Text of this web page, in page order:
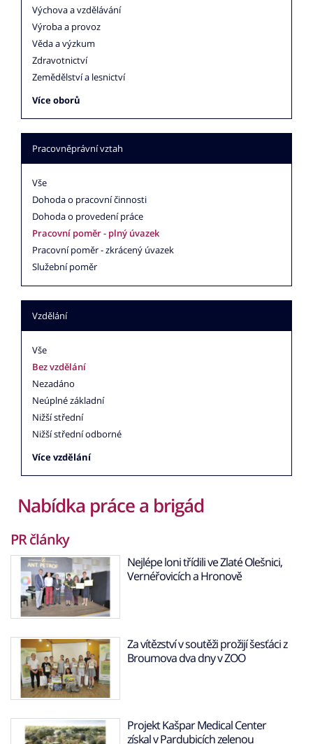
Výchova a vzdělávání
Výroba a provoz
Věda a výzkum
Zdravotnictví
Zemědělství a lesnictví
Více oborů
Pracovněprávní vztah
Vše
Dohoda o pracovní činnosti
Dohoda o provedení práce
Pracovní poměr - plný úvazek
Pracovní poměr - zkrácený úvazek
Služební poměr
Vzdělání
Vše
Bez vzdělání
Nezadáno
Neúplné základní
Nižší střední
Nižší střední odborné
Více vzdělání
Nabídka práce a brigád
PR články
Nejlépe loni třídili ve Zlaté Olešnici,
Vernéřovicích a Hronově
Za vítězství v soutěži prožijí šesťáci z
Broumova dva dny v ZOO
Projekt Kašpar Medical Center
získal v Pardubicích zelenou